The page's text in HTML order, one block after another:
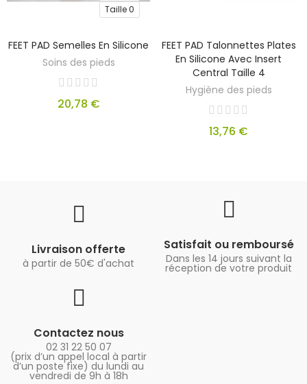
Taille 0
FEET PAD Semelles En Silicone
Soins des pieds
20,78 €
FEET PAD Talonnettes Plates
En Silicone Avec Insert
Central Taille 4
Hygiène des pieds
13,76 €
Livraison offerte
à partir de 50€ d'achat
Satisfait ou remboursé
Dans les 14 jours suivant la
réception de votre produit
Contactez nous
02 31 22 50 07
(prix d’un appel local à partir
d’un poste fixe) du lundi au
vendredi de 9h à 18h